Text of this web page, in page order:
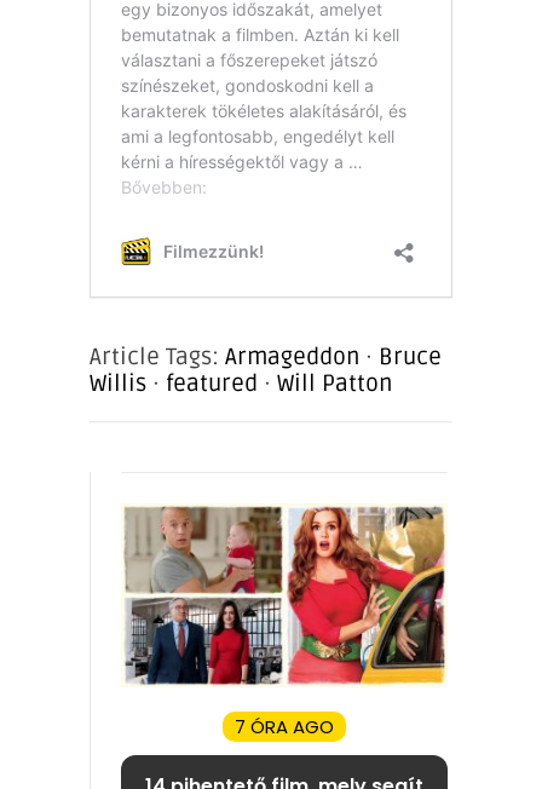
Article Tags: Armageddon · Bruce
Willis · featured · Will Patton
7 ÓRA AGO